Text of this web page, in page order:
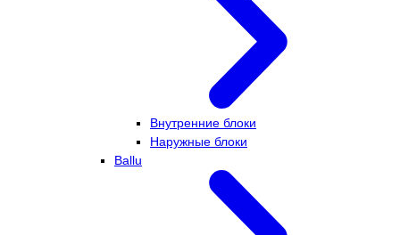
Внутренние блоки
Наружные блоки
Ballu